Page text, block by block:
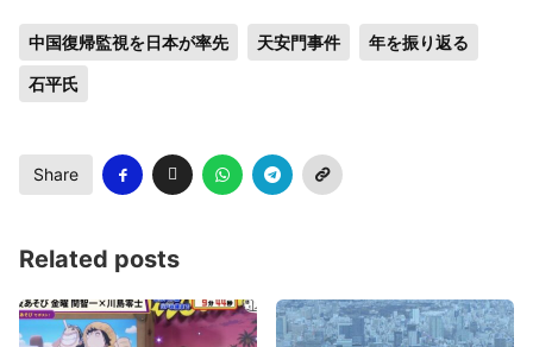
中国復帰監視を日本が率先 天安門事件 年を振り返る
石平氏
Share
Related posts